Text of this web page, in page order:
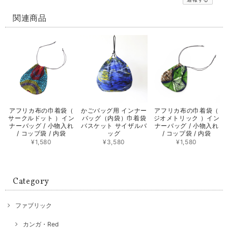
関連商品
アフリカ布の巾着袋（
サークルドット ）イン
ナーバッグ / 小物入れ
/ コップ袋 / 内袋
¥1,580
かごバッグ用 インナー
バッグ（内袋）巾着袋
バスケット サイザルバ
ッグ
¥3,580
アフリカ布の巾着袋（
ジオメトリック ）イン
ナーバッグ / 小物入れ
/ コップ袋 / 内袋
¥1,580
Category
ファブリック
カンガ・Red